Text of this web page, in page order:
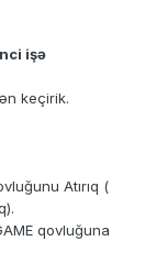
işə
keçirik.
Atırıq (
qovluğuna